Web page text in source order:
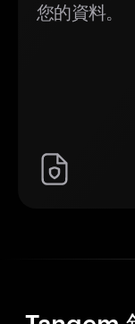
您的資料。